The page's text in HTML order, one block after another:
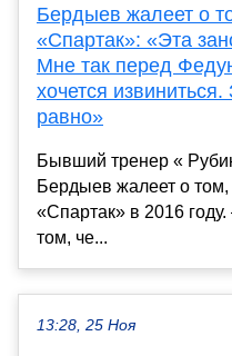
Бердыев жалеет о
«Спартак»: «Эта
Мне так перед
хочется
равно»
Бывший тренер «
Бердыев жалеет о том,
«Спартак» в 2016
том, че...
13:28, 25 Ноя